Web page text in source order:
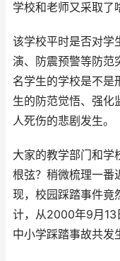
学校和老师又采取了
该学校平时是否对学
演、防震预警等防范
名学生的学校是不是
生的防范觉悟、强化
人死伤的悲剧发生。
大家的教学部门和学
根弦？稍微梳理一番
现，校园踩踏事件竟
计，从2000年9月13
中小学踩踏事故共发